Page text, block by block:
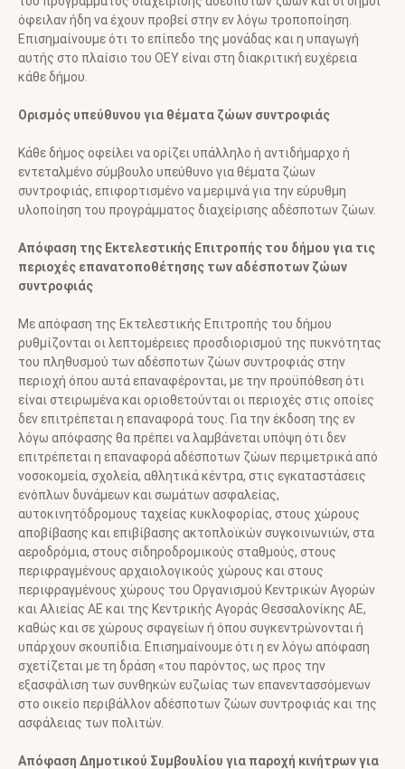
όφειλαν ήδη να έχουν προβεί στην εν λόγω τροποποίηση.
Επισημαίνουμε ότι το επίπεδο της μονάδας και η υπαγωγή
αυτής στο πλαίσιο του ΟΕΥ είναι στη διακριτική ευχέρεια
κάθε δήμου.
Ορισμός υπεύθυνου για θέματα ζώων συντροφιάς
Κάθε δήμος οφείλει να ορίζει υπάλληλο ή αντιδήμαρχο ή
εντεταλμένο σύμβουλο υπεύθυνο για θέματα ζώων
συντροφιάς, επιφορτισμένο να μεριμνά για την εύρυθμη
υλοποίηση του προγράμματος διαχείρισης αδέσποτων ζώων.
Απόφαση της Εκτελεστικής Επιτροπής του δήμου για τις
περιοχές επανατοποθέτησης των αδέσποτων ζώων
συντροφιάς
Με απόφαση της Εκτελεστικής Επιτροπής του δήμου
ρυθμίζονται οι λεπτομέρειες προσδιορισμού της πυκνότητας
του πληθυσμού των αδέσποτων ζώων συντροφιάς στην
περιοχή όπου αυτά επαναφέρονται, με την προϋπόθεση ότι
είναι στειρωμένα και οριοθετούνται οι περιοχές στις οποίες
δεν επιτρέπεται η επαναφορά τους. Για την έκδοση της εν
λόγω απόφασης θα πρέπει να λαμβάνεται υπόψη ότι δεν
επιτρέπεται η επαναφορά αδέσποτων ζώων περιμετρικά από
νοσοκομεία, σχολεία, αθλητικά κέντρα, στις εγκαταστάσεις
ενόπλων δυνάμεων και σωμάτων ασφαλείας,
αυτοκινητόδρομους ταχείας κυκλοφορίας, στους χώρους
αποβίβασης και επιβίβασης ακτοπλοϊκών συγκοινωνιών, στα
αεροδρόμια, στους σιδηροδρομικούς σταθμούς, στους
περιφραγμένους αρχαιολογικούς χώρους και στους
περιφραγμένους χώρους του Οργανισμού Κεντρικών Αγορών
και Αλιείας ΑΕ και της Κεντρικής Αγοράς Θεσσαλονίκης ΑΕ,
καθώς και σε χώρους σφαγείων ή όπου συγκεντρώνονται ή
υπάρχουν σκουπίδια. Επισημαίνουμε ότι η εν λόγω απόφαση
σχετίζεται με τη δράση «του παρόντος, ως προς την
εξασφάλιση των συνθηκών ευζωίας των επανεντασσόμενων
στο οικείο περιβάλλον αδέσποτων ζώων συντροφιάς και της
ασφάλειας των πολιτών.
Απόφαση Δημοτικού Συμβουλίου για παροχή κινήτρων για